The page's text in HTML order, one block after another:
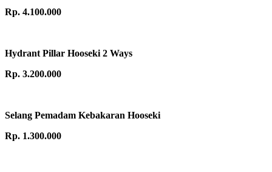
Rp. 4.100.000
Hydrant Pillar Hooseki 2 Ways
Rp. 3.200.000
Selang Pemadam Kebakaran Hooseki
Rp. 1.300.000